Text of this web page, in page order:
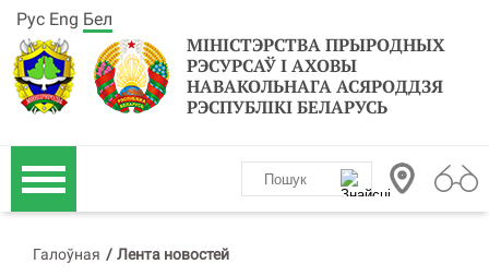
МІНІСТЭРСТВА ПРЫРОДНЫХ
РЭСУРСАЎ І АХОВЫ
НАВАКОЛЬНАГА АСЯРОДДЗЯ
РЭСПУБЛІКІ БЕЛАРУСЬ
Рус Eng Бел
Галоўная / Лента новостей